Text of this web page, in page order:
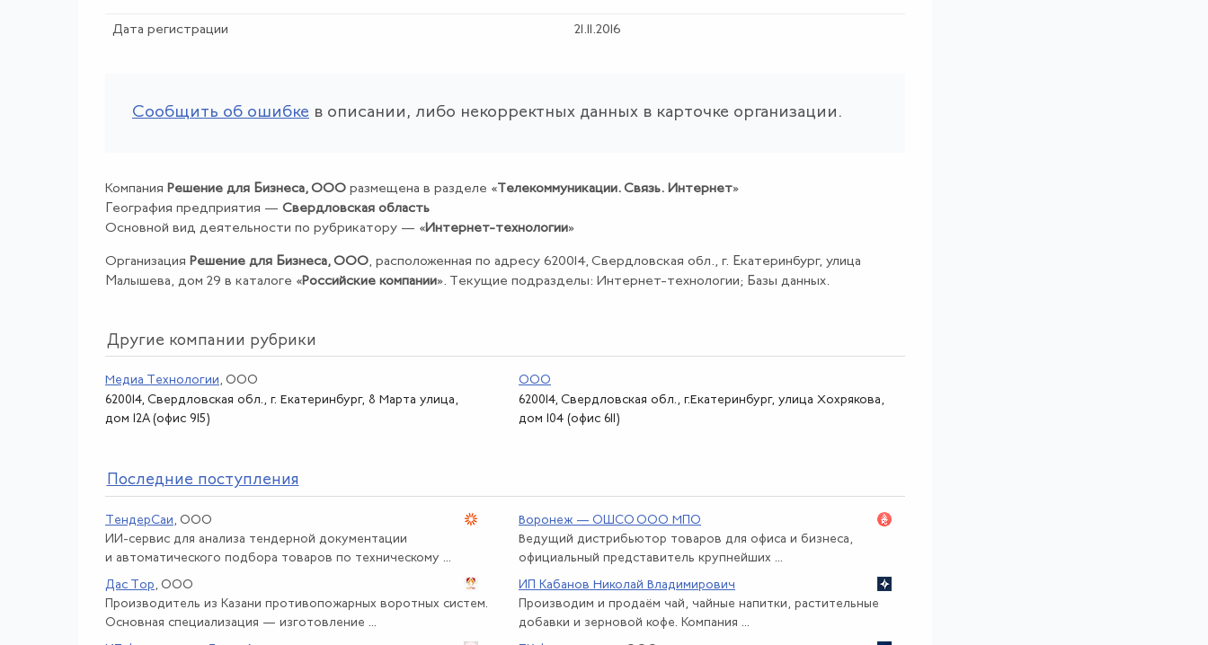
Дата регистрации 21.11.2016
Сообщить об ошибке в описании, либо некорректных данных в карточке организации.
Компания Решение для Бизнеса, ООО размещена в разделе «Телекоммуникации. Связь. Интернет»
География предприятия — Свердловская область
Основной вид деятельности по рубрикатору — «Интернет-технологии»
Организация Решение для Бизнеса, ООО, расположенная по адресу 620014, Свердловская обл., г. Екатеринбург, улица
Малышева, дом 29 в каталоге «Российские компании». Текущие подразделы: Интернет-технологии; Базы данных.
Другие компании рубрики
Медиа Технологии , ООО
620014, Свердловская обл., г. Екатеринбург, 8 Марта улица,
дом 12А (офис 915)
ООО
620014, Свердловская обл., г.Екатеринбург, улица Хохрякова,
дом 104 (офис 611)
Последние поступления
ТендерСаи , ООО
ИИ-сервис для анализа тендерной документации
и автоматического подбора товаров по техническому ...
Воронеж — ОШСО ООО МПО
Ведущий дистрибьютор товаров для офиса и бизнеса,
официальный представитель крупнейших ...
Дас Тор , ООО
Производитель из Казани противопожарных воротных систем.
Основная специализация — изготовление ...
ИП Кабанов Николай Владимирович
Производим и продаём чай, чайные напитки, растительные
добавки и зерновой кофе. Компания ...